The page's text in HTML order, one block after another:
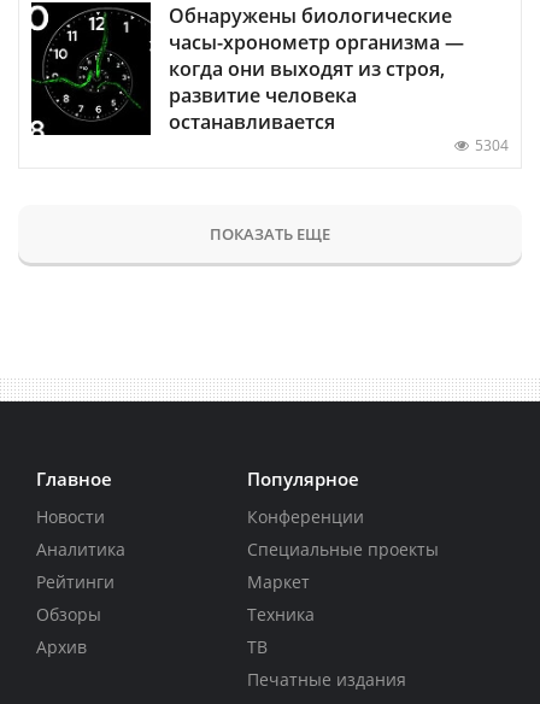
Обнаружены биологические
часы-хронометр организма —
когда они выходят из строя,
развитие человека
останавливается
5304
ПОКАЗАТЬ ЕЩЕ
Главное
Новости
Аналитика
Рейтинги
Обзоры
Архив
Популярное
Конференции
Специальные проекты
Маркет
Техника
ТВ
Печатные издания